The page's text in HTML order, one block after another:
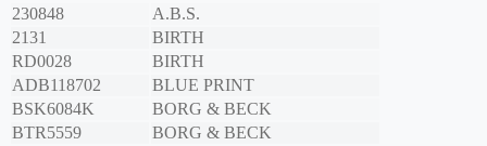
230848
A.B.S.
2131
BIRTH
RD0028
BIRTH
ADB118702
BLUE PRINT
BSK6084K
BORG & BECK
BTR5559
BORG & BECK